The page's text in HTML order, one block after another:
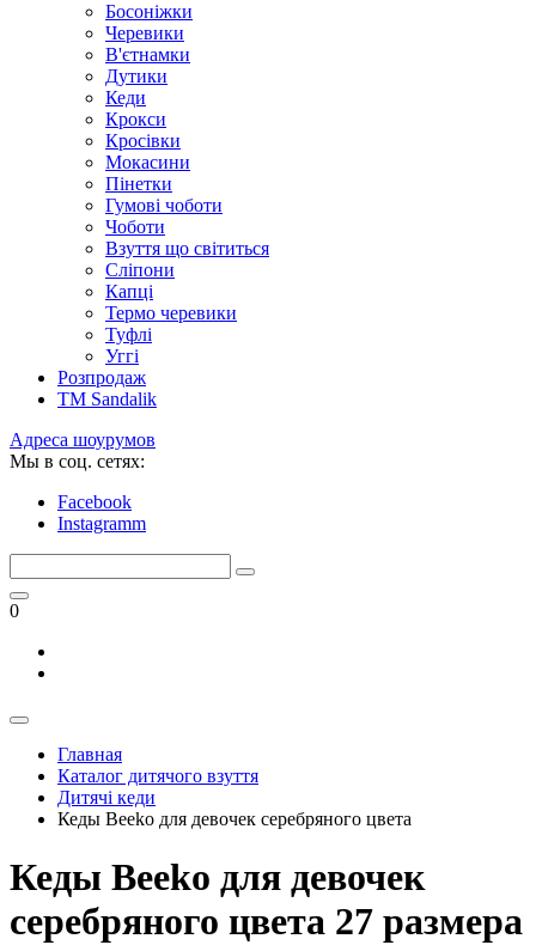
Босоніжки
Черевики
В'єтнамки
Дутики
Кеди
Крокси
Кросівки
Мокасини
Пінетки
Гумові чоботи
Чоботи
Взуття що світиться
Сліпони
Капці
Термо черевики
Туфлі
Уггі
Розпродаж
TM Sandalik
Адреса шоурумов
Мы в соц. сетях:
Facebook
Instagramm
0
Главная
Каталог дитячого взуття
Дитячі кеди
Кеды Beeko для девочек серебряного цвета
Кеды Beeko для девочек
серебряного цвета 27 размера